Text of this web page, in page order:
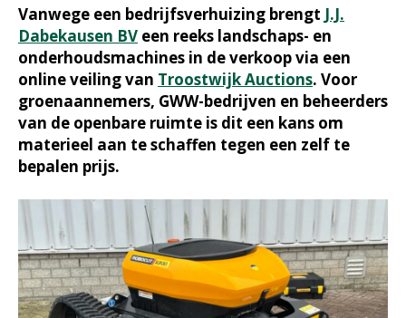
Vanwege een bedrijfsverhuizing brengt J.J.
Dabekausen BV een reeks landschaps- en
onderhoudsmachines in de verkoop via een
online veiling van Troostwijk Auctions. Voor
groenaannemers, GWW-bedrijven en beheerders
van de openbare ruimte is dit een kans om
materieel aan te schaffen tegen een zelf te
bepalen prijs.